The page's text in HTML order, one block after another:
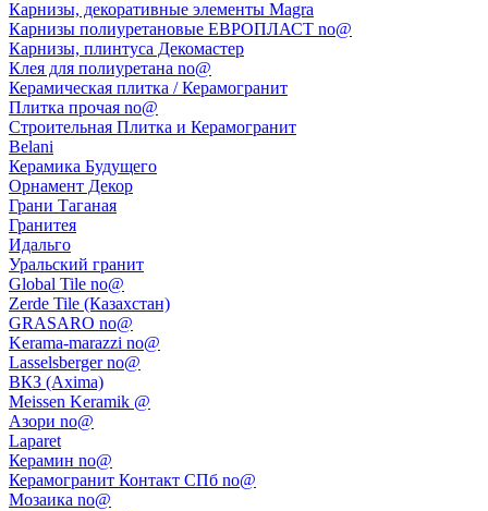
Карнизы, декоративные элементы Magra
Карнизы полиуретановые ЕВРОПЛАСТ no@
Карнизы, плинтуса Декомастер
Клея для полиуретана no@
Керамическая плитка / Керамогранит
Плитка прочая no@
Строительная Плитка и Керамогранит
Belani
Керамика Будущего
Орнамент Декор
Грани Таганая
Гранитея
Идальго
Уральский гранит
Global Tile no@
Zerde Tile (Казахстан)
GRASARO no@
Kerama-marazzi no@
Lasselsberger no@
ВКЗ (Axima)
Meissen Keramik @
Азори no@
Laparet
Керамин no@
Керамогранит Контакт СПб no@
Мозаика no@